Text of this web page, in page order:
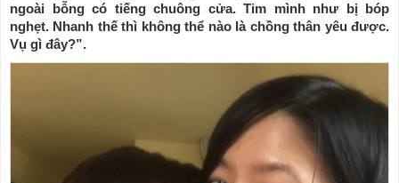
ngoài bỗng có tiếng chuông cửa. Tim mình như bị bóp
nghẹt. Nhanh thế thì không thể nào là chồng thân yêu được.
Vụ gì đây?”.